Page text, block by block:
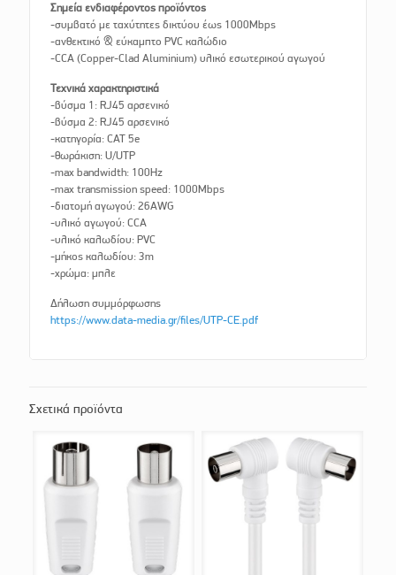
Σημεία ενδιαφέροντος προϊόντος
-συμβατό με ταχύτητες δικτύου έως 1000Mbps
-ανθεκτικό & εύκαμπτο PVC καλώδιο
-CCA (Copper-Clad Aluminium) υλικό εσωτερικού αγωγού
Τεχνικά χαρακτηριστικά
-βύσμα 1: RJ45 αρσενικό
-βύσμα 2: RJ45 αρσενικό
-κατηγορία: CAT 5e
-θωράκιση: U/UTP
-max bandwidth: 100Hz
-max transmission speed: 1000Mbps
-διατομή αγωγού: 26AWG
-υλικό αγωγού: CCA
-υλικό καλωδίου: PVC
-μήκος καλωδίου: 3m
-χρώμα: μπλε
Δήλωση συμμόρφωσης
https://www.data-media.gr/files/UTP-CE.pdf
Σχετικά προϊόντα